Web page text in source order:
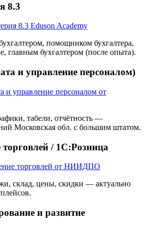
8.3
8.3 Eduson Academy
помощником бухгалтера,
главным бухгалтером (после опыта).
и управление персоналом)
и управление персоналом от
табели, отчётность —
Московская обл. с большим штатом.
/ 1С:Розница
торговлей от НИИДПО
склад, цены, скидки — актуально
и развитие